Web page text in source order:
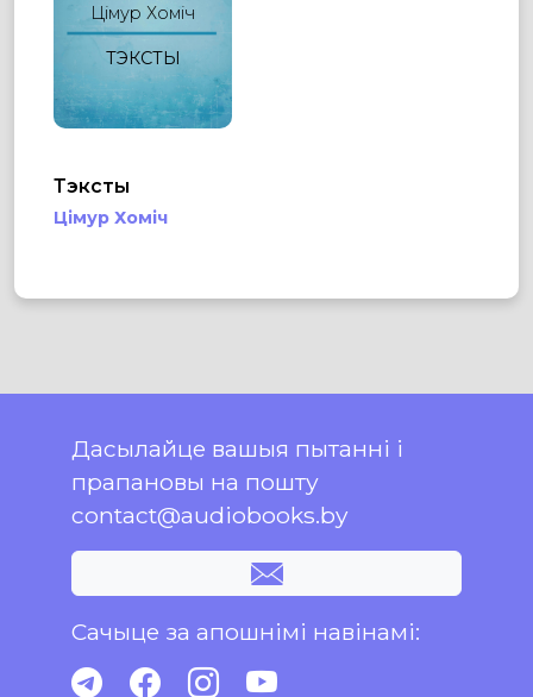
Цімур Хоміч
ТЭКСТЫ
Тэксты
Цімур Хоміч
Дасылайце вашыя пытанні і
прапановы на пошту
contact@audiobooks.by
Сачыце за апошнімі навінамі: